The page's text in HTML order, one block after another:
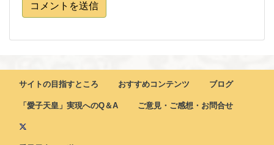
コメントを送信
サイトの目指すところ おすすめコンテンツ ブログ
「愛子天皇」実現へのQ＆A ご意見・ご感想・お問合せ